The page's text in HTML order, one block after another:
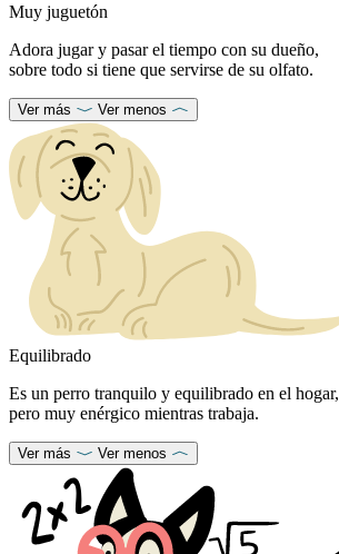
Muy juguetón
Adora jugar y pasar el tiempo con su dueño,
sobre todo si tiene que servirse de su olfato.
Ver más Ver menos
Equilibrado
Es un perro tranquilo y equilibrado en el hogar,
pero muy enérgico mientras trabaja.
Ver más Ver menos